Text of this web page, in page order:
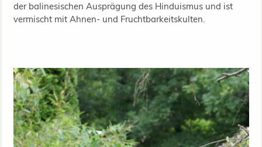
der balinesischen Ausprägung des Hinduismus und ist
vermischt mit Ahnen- und Fruchtbarkeitskulten.